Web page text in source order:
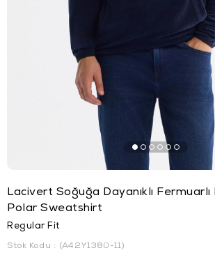
Lacivert Soğuğa Dayanıklı Fermuarlı
Polar Sweatshirt
Regular Fit
Stok Kodu (A42Y1380-11)